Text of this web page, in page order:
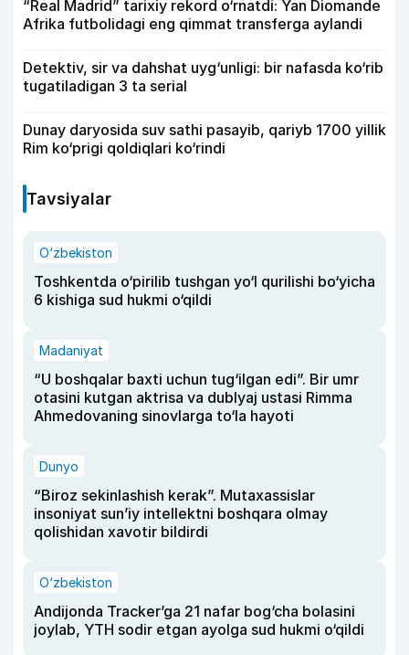
“Real Madrid” tarixiy rekord o‘rnatdi: Yan Diomande
Afrika futbolidagi eng qimmat transferga aylandi
Detektiv, sir va dahshat uyg‘unligi: bir nafasda ko‘rib
tugatiladigan 3 ta serial
Dunay daryosida suv sathi pasayib, qariyb 1700 yillik
Rim ko‘prigi qoldiqlari ko‘rindi
Tavsiyalar
O‘zbekiston
Toshkentda o‘pirilib tushgan yo‘l qurilishi bo‘yicha
6 kishiga sud hukmi o‘qildi
Madaniyat
“U boshqalar baxti uchun tug‘ilgan edi”. Bir umr
otasini kutgan aktrisa va dublyaj ustasi Rimma
Ahmedovaning sinovlarga to‘la hayoti
Dunyo
“Biroz sekinlashish kerak”. Mutaxassislar
insoniyat sun’iy intellektni boshqara olmay
qolishidan xavotir bildirdi
O‘zbekiston
Andijonda Tracker’ga 21 nafar bog‘cha bolasini
joylab, YTH sodir etgan ayolga sud hukmi o‘qildi